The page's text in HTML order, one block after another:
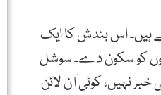
ہیں۔ اس بندش کا ایک
کو سکون دے۔ سوشل
خبر نہیں، کوئی آن لائن